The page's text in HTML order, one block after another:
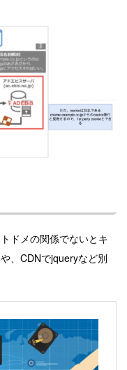
ドメの関係でないとキ
、CDNでjqueryなど別